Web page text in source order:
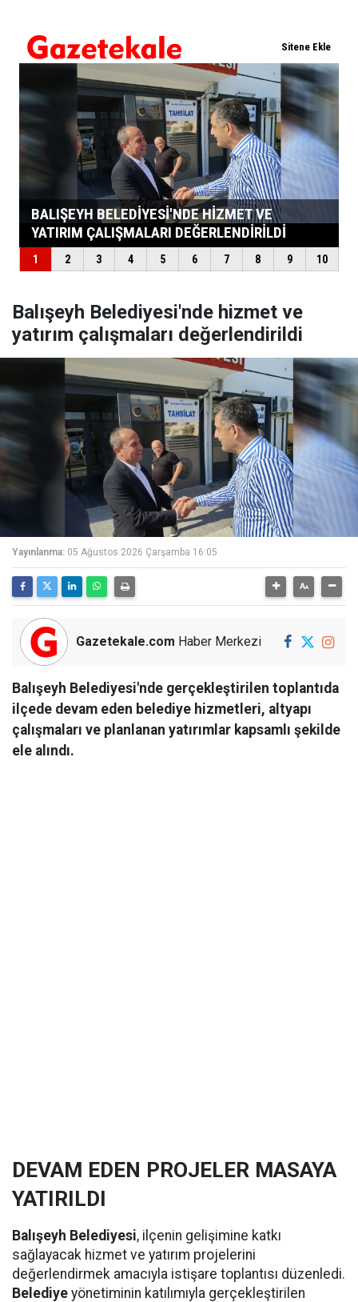
Balışeyh Belediyesi'nde hizmet ve
yatırım çalışmaları değerlendirildi
Yayınlanma: 05 Ağustos 2026 Çarşamba 16:05
Gazetekale.com Haber Merkezi
Balışeyh Belediyesi'nde gerçekleştirilen toplantıda
ilçede devam eden belediye hizmetleri, altyapı
çalışmaları ve planlanan yatırımlar kapsamlı şekilde
ele alındı.
DEVAM EDEN PROJELER MASAYA
YATIRILDI
Balışeyh Belediyesi, ilçenin gelişimine katkı
sağlayacak hizmet ve yatırım projelerini
değerlendirmek amacıyla istişare toplantısı düzenledi.
Belediye yönetiminin katılımıyla gerçekleştirilen